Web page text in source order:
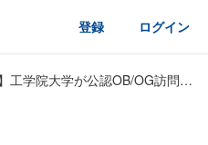
登録 ログイン
【お知らせ】工学院大学が公認OB/OG訪問サービスとして 「ビズリーチ・キャンパス」を導入